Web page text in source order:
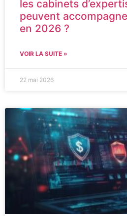
les cabinets
peuvent
en 2026 ?
VOIR LA SUITE »
22 mai 2026